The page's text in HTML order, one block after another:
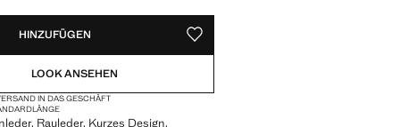
HINZUFÜGEN ALS FAVORIT SPEICHERN
LOOK ANSEHEN
IN DAS GESCHÄFT
Rauleder. Kurzes Design.